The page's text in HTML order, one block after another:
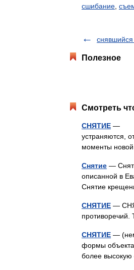
сшибание
снявшийся
Полезное
Смотреть
СНЯТИЕ —
устраняются,
моменты
Снятие —
описанной в
Снятие
СНЯТИЕ —
СНЯТИЕ —
формы
более